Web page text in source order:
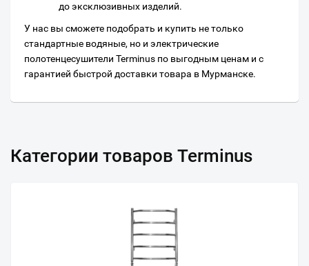
до эксклюзивных изделий.
У нас вы сможете подобрать и купить не только
стандартные водяные, но и электрические
полотенцесушители Terminus по выгодным ценам и с
гарантией быстрой доставки товара в Мурманске.
Категории товаров Terminus